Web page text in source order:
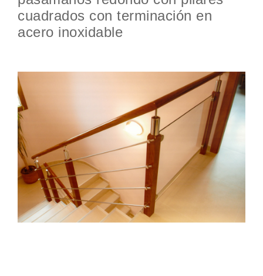
cuadrados con terminación en
acero inoxidable